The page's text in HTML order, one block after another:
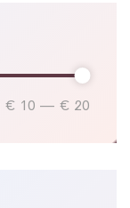
€ 10 — € 20